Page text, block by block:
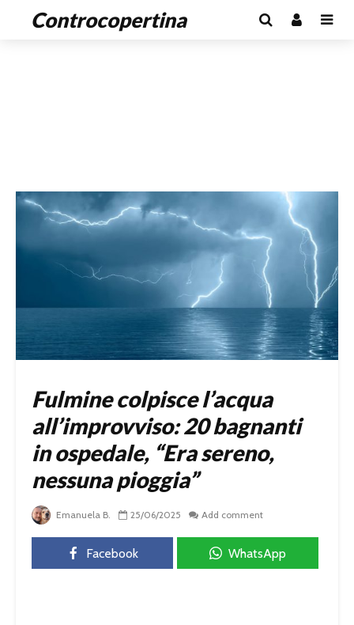
Controcopertina
Fulmine colpisce l’acqua
all’improvviso: 20 bagnanti
in ospedale, “Era sereno,
nessuna pioggia”
Emanuela B. 25/06/2025 Add comment
Facebook WhatsApp